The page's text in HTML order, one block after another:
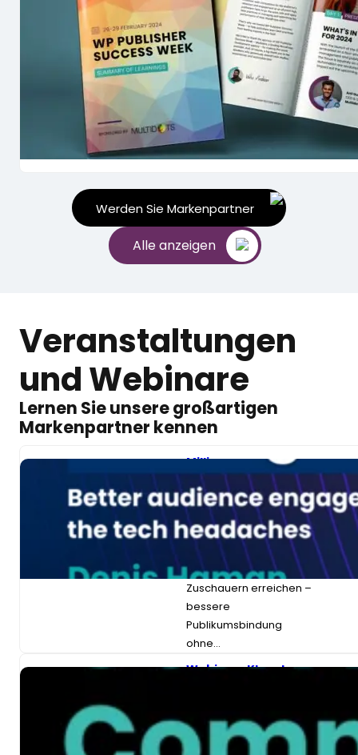
Werden Sie Markenpartner
Alle anzeigen
Veranstaltungen
und Webinare
Lernen Sie unsere großartigen
Markenpartner kennen
Millionen von
Menschen
erreichen: Bessere
Publikumsbindung
ohne technische
Probleme
Online-Events auf Abruf:
Millionen von
Zuschauern erreichen –
bessere
Publikumsbindung
ohne…
Webinar „KI und
Generation KI“
in Partnerschaft mit ON-